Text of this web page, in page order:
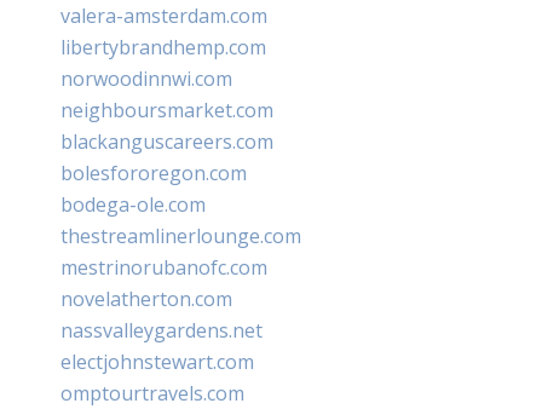
valera-amsterdam.com
libertybrandhemp.com
norwoodinnwi.com
neighboursmarket.com
blackanguscareers.com
bolesfororegon.com
bodega-ole.com
thestreamlinerlounge.com
mestrinorubanofc.com
novelatherton.com
nassvalleygardens.net
electjohnstewart.com
omptourtravels.com